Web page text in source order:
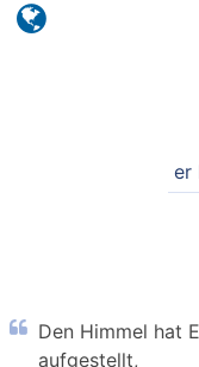
er
Den Himmel hat
aufgestellt,